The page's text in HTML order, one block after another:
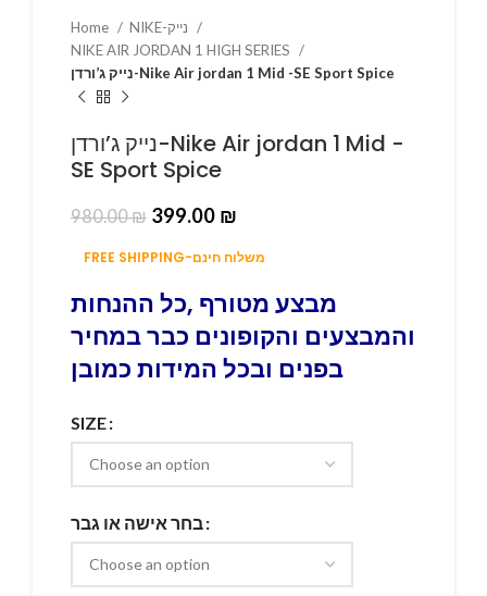
Home
NIKE AIR JORDAN 1 HIGH SERIES
נייק ג’ורדן-Nike Air jordan 1 Mid -SE Sport Spice
נייק ג’ורדן-Nike Air jordan 1 Mid -
SE Sport Spice
980.00₪ 399.00 ₪
FREE SHIPPING-משלוח חינם
מבצע מטורף ,כל ההנחות
והמבצעים והקופונים כבר במחיר
בפנים ובכל המידות כמובן
SIZE
בחר אישה או גבר